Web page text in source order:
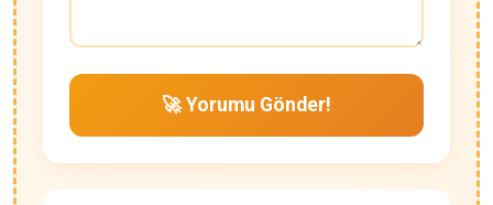
🚀 Yorumu Gönder!